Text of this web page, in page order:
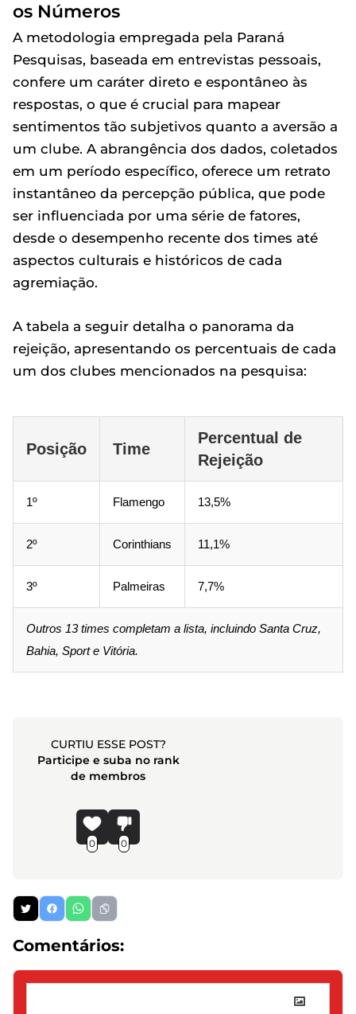
os Números
A metodologia empregada pela Paraná
Pesquisas, baseada em entrevistas pessoais,
confere um caráter direto e espontâneo às
respostas, o que é crucial para mapear
sentimentos tão subjetivos quanto a aversão a
um clube. A abrangência dos dados, coletados
em um período específico, oferece um retrato
instantâneo da percepção pública, que pode
ser influenciada por uma série de fatores,
desde o desempenho recente dos times até
aspectos culturais e históricos de cada
agremiação.
A tabela a seguir detalha o panorama da
rejeição, apresentando os percentuais de cada
um dos clubes mencionados na pesquisa:
Posição Time
Percentual de
Rejeição
1º Flamengo 13,5%
2º Corinthians 11,1%
3º Palmeiras 7,7%
Outros 13 times completam a lista, incluindo Santa Cruz,
Bahia, Sport e Vitória.
CURTIU ESSE POST?
Participe e suba no rank
de membros
0 0
Comentários: